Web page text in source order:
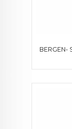
BERGEN-